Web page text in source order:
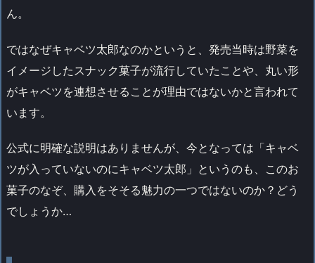
ん。
ではなぜキャベツ太郎なのかというと、発売当時は野菜を
イメージしたスナック菓子が流行していたことや、丸い形
がキャベツを連想させることが理由ではないかと言われて
います。
公式に明確な説明はありませんが、今となっては「キャベ
ツが入っていないのにキャベツ太郎」というのも、このお
菓子のなぞ、購入をそそる魅力の一つではないのか？どう
でしょうか…